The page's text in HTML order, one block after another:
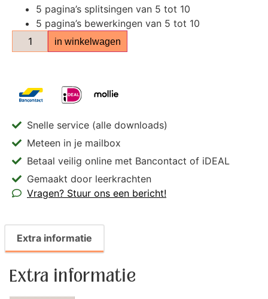
5 pagina’s splitsingen van 5 tot 10
5 pagina’s bewerkingen van 5 tot 10
in winkelwagen
Snelle service (alle downloads)
Meteen in je mailbox
Betaal veilig online met Bancontact of iDEAL
Gemaakt door leerkrachten
Vragen? Stuur ons een bericht!
Extra informatie
Extra informatie